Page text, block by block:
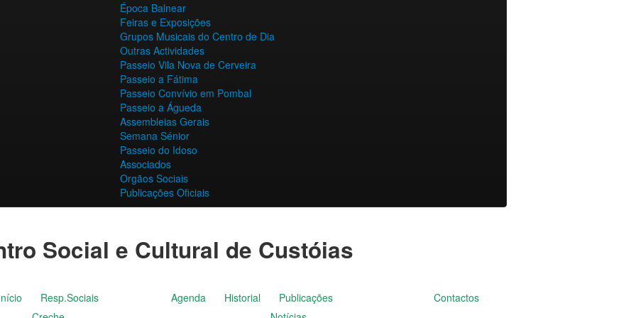
Época Balnear
Feiras e Exposições
Grupos Musicais do Centro de Dia
Outras Actividades
Passeio Vila Nova de Cerveira
Passeio a Fátima
Passeio Convívio em Pombal
Passeio a Águeda
Assembleias Gerais
Semana Sénior
Passeio do Idoso
Associados
Orgãos Sociais
Publicações Oficiais
Social e Cultural de Custóias
Resp.Sociais
Agenda Historial
Publicações
Contactos